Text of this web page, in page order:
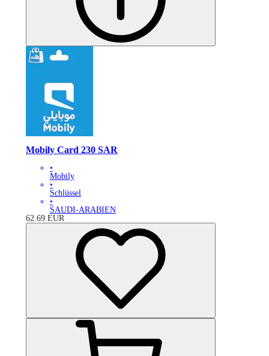
Mobily Card 230 SAR
•
Mobily
•
Schlüssel
•
SAUDI-ARABIEN
62.69 EUR